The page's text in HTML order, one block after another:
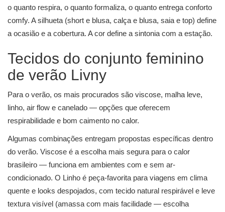
o quanto respira, o quanto formaliza, o quanto entrega conforto
comfy. A silhueta (short e blusa, calça e blusa, saia e top) define
a ocasião e a cobertura. A cor define a sintonia com a estação.
Tecidos do conjunto feminino
de verão Livny
Para o verão, os mais procurados são viscose, malha leve,
linho, air flow e canelado — opções que oferecem
respirabilidade e bom caimento no calor.
Algumas combinações entregam propostas específicas dentro
do verão. Viscose é a escolha mais segura para o calor
brasileiro — funciona em ambientes com e sem ar-
condicionado. O Linho é peça-favorita para viagens em clima
quente e looks despojados, com tecido natural respirável e leve
textura visível (amassa com mais facilidade — escolha